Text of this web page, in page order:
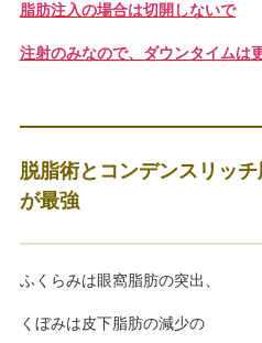
脂肪注入の場合は切開しないで
注射のみなので、ダウンタイムは
脱脂術とコンデンスリッ
が最強
ふくらみは眼窩脂肪の突出、
くぼみは皮下脂肪の減少の